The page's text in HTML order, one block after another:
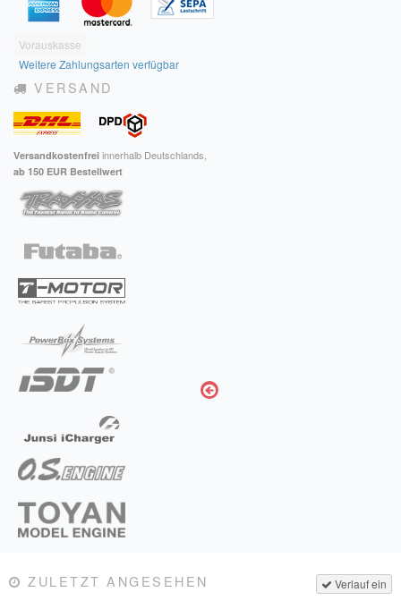
Vorauskasse
Weitere Zahlungsarten verfügbar
VERSAND
Versandkostenfrei innerhalb Deutschlands,
ab 150 EUR Bestellwert
Verlauf ein
ZULETZT ANGESEHEN